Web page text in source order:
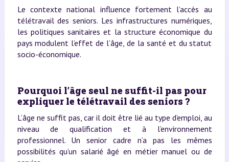
Le contexte national influence fortement l’accès au
télétravail des seniors. Les infrastructures numériques,
les politiques sanitaires et la structure économique du
pays modulent l’effet de l’âge, de la santé et du statut
socio-économique.
Pourquoi l’âge seul ne suffit-il pas pour
expliquer le télétravail des seniors ?
L’âge ne suffit pas, car il doit être lié au type d’emploi, au
niveau de qualification et à l’environnement
professionnel. Un senior cadre n’a pas les mêmes
possibilités qu’un salarié âgé en métier manuel ou de